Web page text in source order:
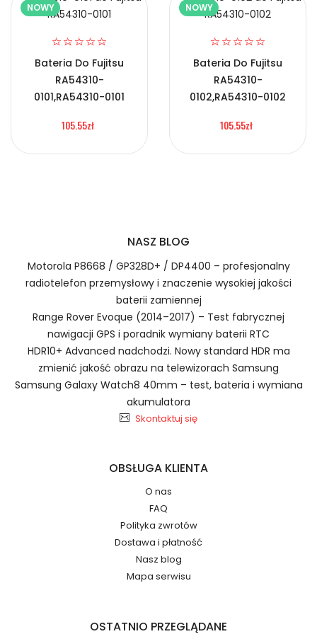
Certyfikaty bezpieczeństwa i zgodności
Bateria K-Touch BL088A
Szybka dostawa
Baterie do Smartfonów i
Telefonów K-Touch BL088A
Dzięki ochronie kupujących w
2.Numer produktu baterii
Numer produktu ładowarki
1.Model urządzenia
2.Numer produktu baterii
Smartfonów i Telefonów K-Touch T580 T586?
NOWY
Bateria Do Fujitsu
RA54310-
0101,RA54310-0101
105.55zł
NOWY
Bateria Do Fujitsu
RA54310-
0102,RA54310-0102
105.55zł
NASZ BLOG
Motorola P8668 / GP328D+ / DP4400 – profesjonalny
radiotelefon przemysłowy i znaczenie wysokiej jakości
baterii zamiennej
Range Rover Evoque (2014–2017) – Test fabrycznej
nawigacji GPS i poradnik wymiany baterii RTC
HDR10+ Advanced nadchodzi. Nowy standard HDR ma
zmienić jakość obrazu na telewizorach Samsung
Samsung Galaxy Watch8 40mm – test, bateria i wymiana
akumulatora
Skontaktuj się
OBSŁUGA KLIENTA
O nas
FAQ
Polityka zwrotów
Dostawa i płatność
Nasz blog
Mapa serwisu
OSTATNIO PRZEGLĄDANE